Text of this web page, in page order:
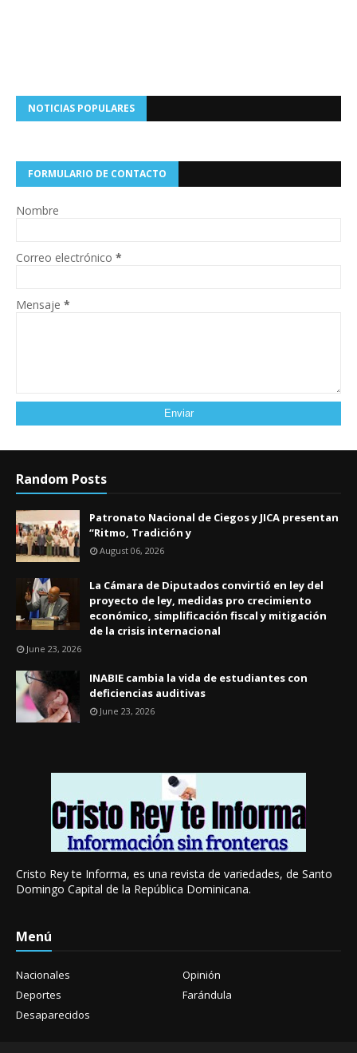
NOTICIAS POPULARES
FORMULARIO DE CONTACTO
Nombre
Correo electrónico *
Mensaje *
Random Posts
Patronato Nacional de Ciegos y JICA presentan
“Ritmo, Tradición y
August 06, 2026
La Cámara de Diputados convirtió en ley del
proyecto de ley, medidas pro crecimiento
económico, simplificación fiscal y mitigación
de la crisis internacional
June 23, 2026
INABIE cambia la vida de estudiantes con
deficiencias auditivas
June 23, 2026
Cristo Rey te Informa, es una revista de variedades, de Santo
Domingo Capital de la República Dominicana.
Menú
Nacionales
Opinión
Deportes
Farándula
Desaparecidos